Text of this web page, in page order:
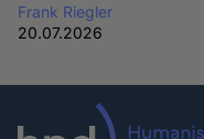
Frank Riegler
20.07.2026